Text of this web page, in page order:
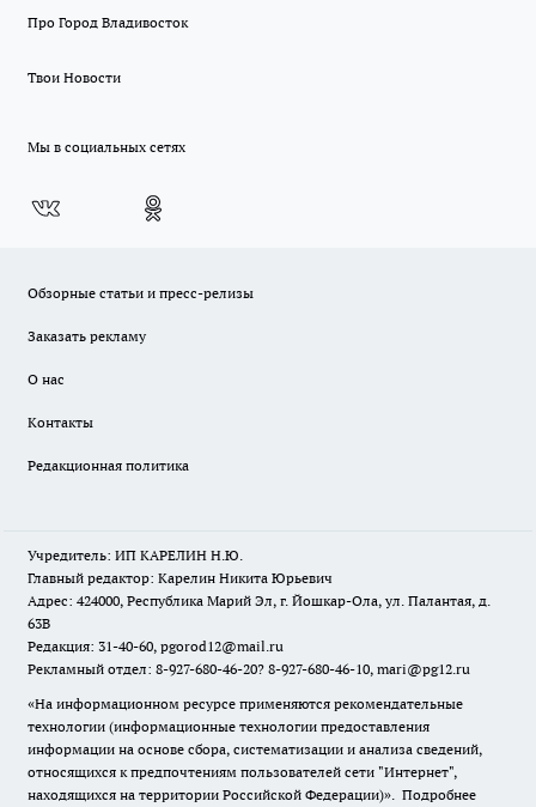
Про Город Владивосток
Твои Новости
Мы в социальных сетях
Обзорные статьи и пресс-релизы
Заказать рекламу
О нас
Контакты
Редакционная политика
Учредитель: ИП КАРЕЛИН Н.Ю.
Главный редактор: Карелин Никита Юрьевич
Адрес: 424000, Республика Марий Эл, г. Йошкар-Ола, ул. Палантая, д.
63В
Редакция: 31-40-60, pgorod12@mail.ru
Рекламный отдел: 8-927-680-46-20? 8-927-680-46-10, mari@pg12.ru
«На информационном ресурсе применяются рекомендательные
технологии (информационные технологии предоставления
информации на основе сбора, систематизации и анализа сведений,
относящихся к предпочтениям пользователей сети "Интернет",
находящихся на территории Российской Федерации)». Подробнее